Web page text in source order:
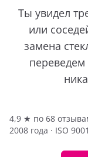
Ты увидел
или
замена
4,9 ★ по 68
2008 года · ISO